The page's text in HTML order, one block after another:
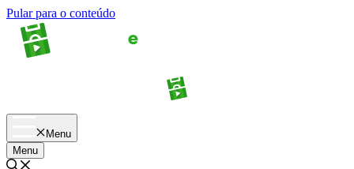
Pular para o conteúdo
Menu
Menu